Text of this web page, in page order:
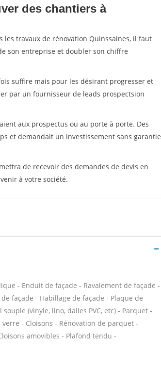
des chantiers à
travaux de rénovation Quinssaines, il faut
son entreprise et doubler son chiffre
suffire mais pour les désirant progresser et
par un fournisseur de leads prospectsion
aux prospectus ou au porte à porte. Des
et demandait un investissement sans garantie
de recevoir des demandes de devis en
à votre société.
- Enduit de façade - Ravalement de façade -
façade - Habillage de façade - Plaque de
(vinyle, lino, dalles PVC, etc) - Parquet -
- Cloisons - Rénovation de parquet -
amovibles - Plafond tendu -